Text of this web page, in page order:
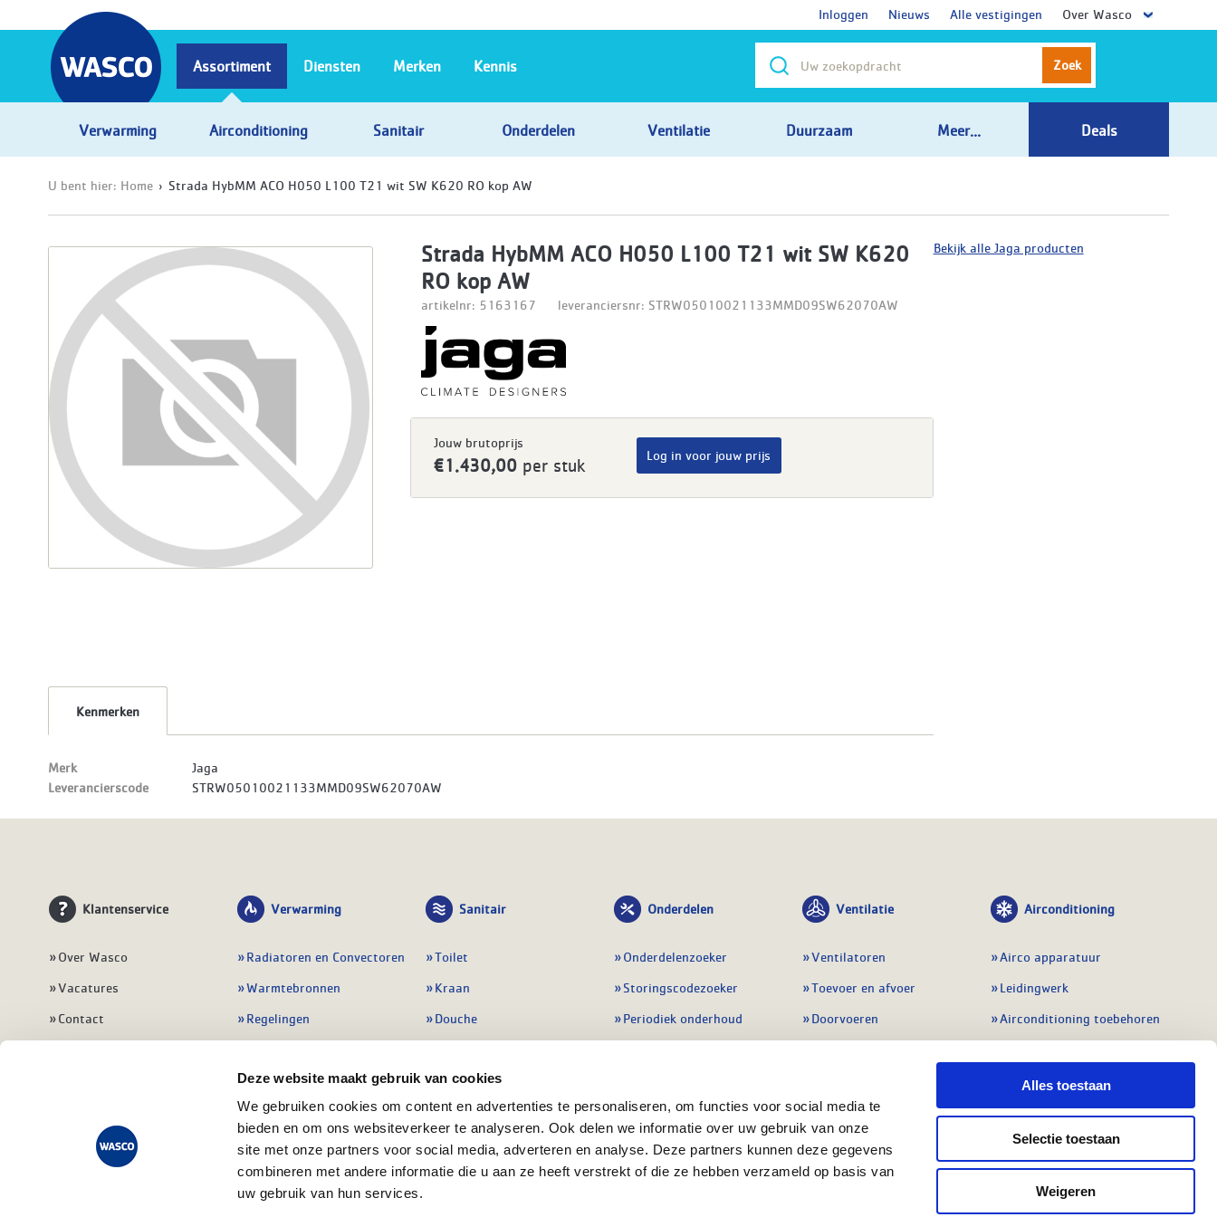
Deze website maakt gebruik van cookies
We gebruiken cookies om content en advertenties te personaliseren, om functies voor social media te
bieden en om ons websiteverkeer te analyseren. Ook delen we informatie over uw gebruik van onze
site met onze partners voor social media, adverteren en analyse. Deze partners kunnen deze gegevens
combineren met andere informatie die u aan ze heeft verstrekt of die ze hebben verzameld op basis van
uw gebruik van hun services.
Alles toestaan
Selectie toestaan
Weigeren
Inloggen Nieuws Alle vestigingen Over Wasco
Zoek
Assortiment
Verwarming Airconditioning Sanitair Onderdelen Ventilatie Duurzaam Meer... Deals
Diensten Merken Kennis
U bent hier: Home Strada HybMM ACO H050 L100 T21 wit SW K620 RO kop AW
Strada HybMM ACO H050 L100 T21 wit SW K620
RO kop AW
artikelnr: 5163167 leveranciersnr: STRW05010021133MMD09SW62070AW
Jouw brutoprijs
€1.430,00 per stuk
Log in voor jouw prijs
Kenmerken
Merk
Jaga
Leverancierscode
STRW05010021133MMD09SW62070AW
Bekijk alle Jaga producten
Klantenservice
Over Wasco
Vacatures
Contact
Veelgestelde vragen
Verwarming
Radiatoren en Convectoren
Warmtebronnen
Regelingen
Leidingwerk
Warmwatertoestellen
Alle verwarming
Sanitair
Toilet
Kraan
Douche
Badmeubel
Afvoeren
Alle sanitair
Onderdelen
Onderdelenzoeker
Storingscodezoeker
Periodiek onderhoud
Preventie & detectie
Alle onderdelen
Ventilatie
Ventilatoren
Toevoer en afvoer
Doorvoeren
Regelingen
Airconditioning
Airco apparatuur
Leidingwerk
Airconditioning toebehoren
Regelapparatuur
Alle koeling